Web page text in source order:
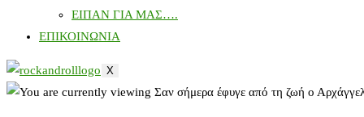
ΕΙΠΑΝ ΓΙΑ ΜΑΣ….
ΕΠΙΚΟΙΝΩΝΙΑ
X